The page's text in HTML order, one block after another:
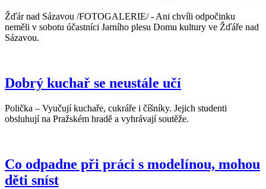
Žďár nad Sázavou /FOTOGALERIE/ - Ani chvíli odpočinku
neměli v sobotu účastníci Jarního plesu Domu kultury ve Žďáře nad
Sázavou.
Dobrý kuchař se neustále učí
Polička – Vyučují kuchaře, cukráře i číšníky. Jejich studenti
obsluhují na Pražském hradě a vyhrávají soutěže.
Co odpadne při práci s modelínou, mohou
děti sníst